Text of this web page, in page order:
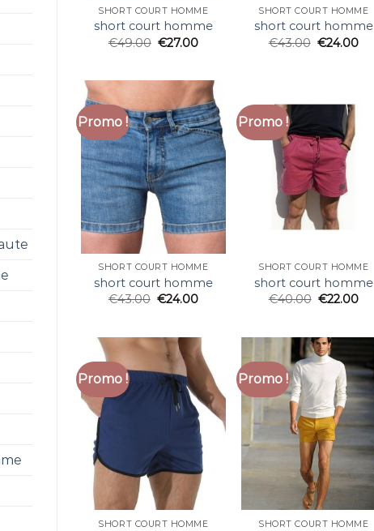
SHORT COURT HOMME
short court homme
€49.00 €27.00
SHORT COURT HOMME
short court homme
€43.00 €24.00
Promo !
SHORT COURT HOMME
short court homme
€43.00 €24.00
Promo !
SHORT COURT HOMME
short court homme
€40.00 €22.00
Promo !
SHORT COURT HOMME
Promo !
SHORT COURT HOMME